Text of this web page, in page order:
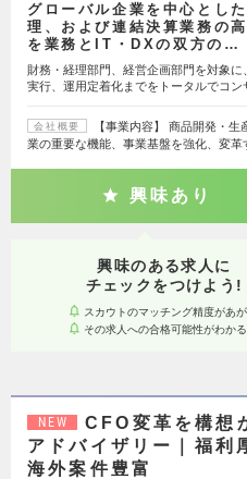
グローバル企業を中心とし
理、および連結決算業務の
を業務とIT・DXの双方の…
財務・経理部門、経営企画部門を対象
実行、運用定着化までをトータルでコン
会社概要
【事業内容】 商品開発・
業の重要な機能、事業基盤を強化、変
興味あり
興味のある求人に
チェックをつけよう!
スカウトのマッチング精度があ
その求人への合格可能性がわか
NEW
CFO変革を構想
アドバイザリー｜福利
海外案件豊富